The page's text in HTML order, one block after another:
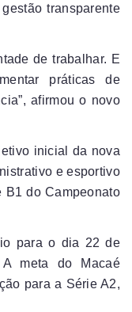
transparente
de trabalhar. E
práticas de
afirmou o novo
inicial da nova
e esportivo
B1 do Campeonato
para o dia 22 de
meta do Macaé
para a Série A2,